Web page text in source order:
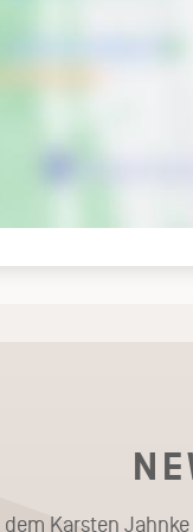
dem Karsten